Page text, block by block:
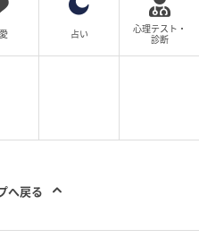
、優秀なアイテムで
ており、カットした野菜
占い
心理テスト・
診断
へ戻る